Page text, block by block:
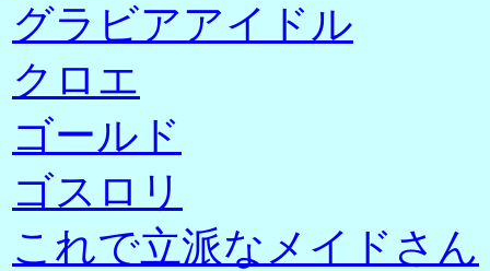
グラビアアイドル
クロエ
ゴールド
ゴスロリ
これで立派なメイドさん